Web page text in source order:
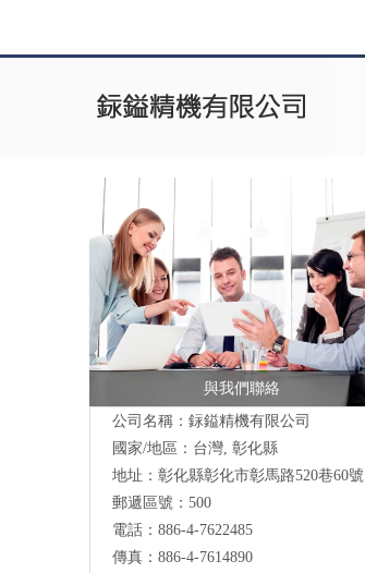
與我們聯絡
公司名稱：銢鎰精機有限公司
國家/地區：台灣, 彰化縣
地址：彰化縣彰化市彰馬路520巷60號
郵遞區號：500
電話：886-4-7622485
傳真：886-4-7614890